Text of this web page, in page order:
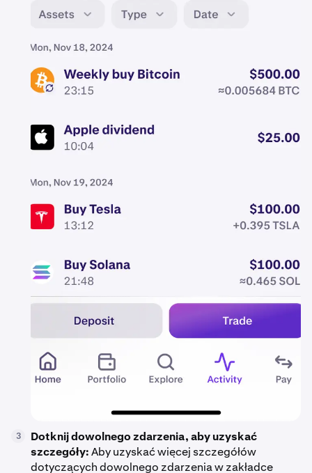
3
Dotknij dowolnego zdarzenia, aby uzyskać
szczegóły:Aby uzyskać więcej szczegółów
dotyczących dowolnego zdarzenia w zakładce